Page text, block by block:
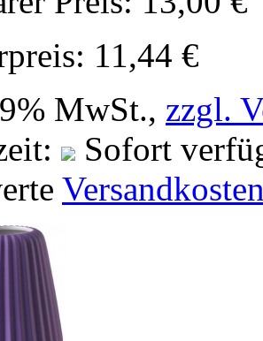
11,44 €
MwSt., zzgl.
Sofort